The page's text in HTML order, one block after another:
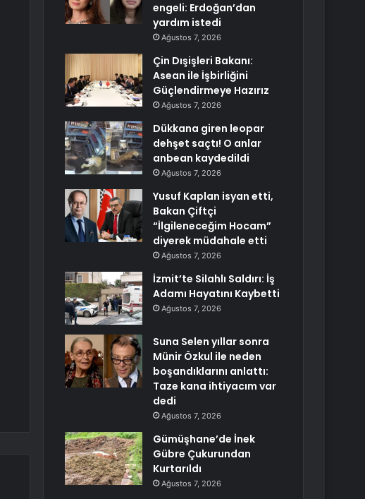
engeli: Erdoğan’dan
yardım istedi
Ağustos 7, 2026
Çin Dışişleri Bakanı:
Asean ile İşbirliğini
Güçlendirmeye Hazırız
Ağustos 7, 2026
Dükkana giren leopar
dehşet saçtı! O anlar
anbean kaydedildi
Ağustos 7, 2026
Yusuf Kaplan isyan etti,
Bakan Çiftçi
“İlgileneceğim Hocam”
diyerek müdahale etti
Ağustos 7, 2026
İzmit’te Silahlı Saldırı: İş
Adamı Hayatını Kaybetti
Ağustos 7, 2026
Suna Selen yıllar sonra
Münir Özkul ile neden
boşandıklarını anlattı:
Taze kana ihtiyacım var
dedi
Ağustos 7, 2026
Gümüşhane’de İnek
Gübre Çukurundan
Kurtarıldı
Ağustos 7, 2026